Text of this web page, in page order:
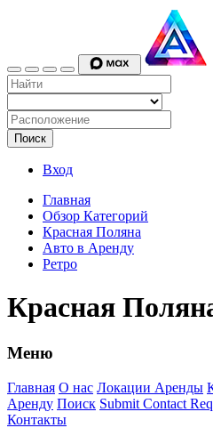
Поиск
Вход
Главная
Обзор Категорий
Красная Поляна
Авто в Аренду
Ретро
Красная
Меню
Главная О нас Локации Аренды
Аренду Поиск Submit Contact
Контакты